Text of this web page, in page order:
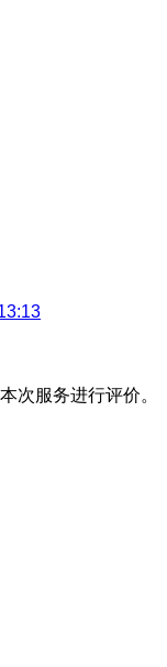
次服务进行评价。